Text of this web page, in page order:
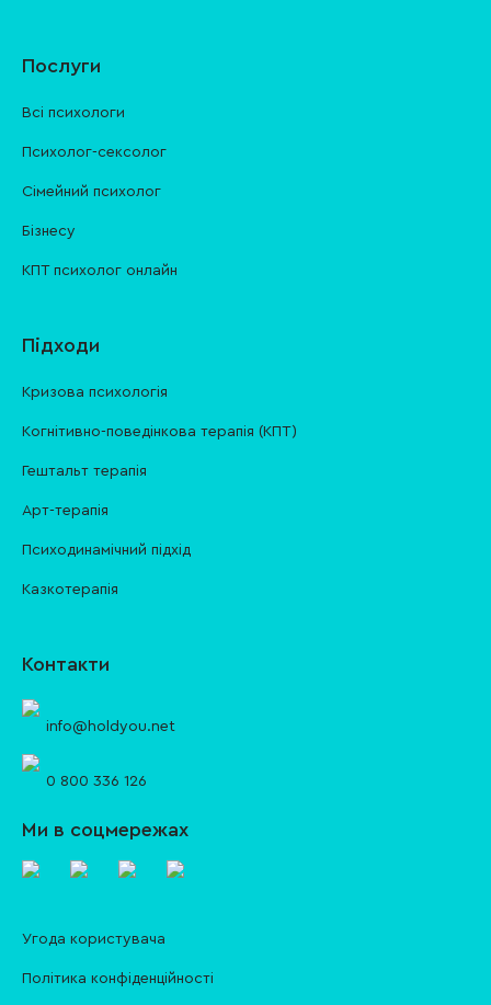
Послуги
Всі психологи
Психолог-сексолог
Сімейний психолог
Бізнесу
КПТ психолог онлайн
Підходи
Кризова психологія
Когнітивно-поведінкова терапія (КПТ)
Гештальт терапія
Арт-терапія
Психодинамічний підхід
Казкотерапія
Контакти
info@holdyou.net
0 800 336 126
Ми в соцмережах
Угода користувача
Політика конфіденційності